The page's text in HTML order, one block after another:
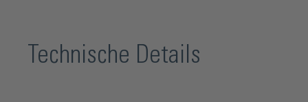
Technische Details